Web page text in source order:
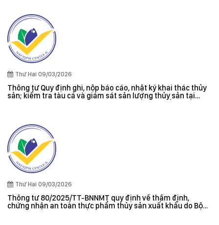
Thứ Hai 09/03/2026
Thông tư Quy định ghi, nộp báo cáo, nhật ký khai thác thủy
sản; kiểm tra tàu cá và giám sát sản lượng thủy sản tại
Thứ Hai 09/03/2026
Thông tư 80/2025/TT-BNNMT quy định về thẩm định,
chứng nhận an toàn thực phẩm thủy sản xuất khẩu do Bộ